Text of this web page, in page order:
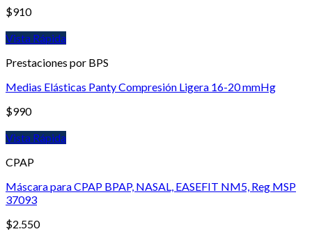
$910
Vista Rápida
Prestaciones por BPS
Medias Elásticas Panty Compresión Ligera 16-20 mmHg
$990
Vista Rápida
CPAP
Máscara para CPAP BPAP, NASAL, EASEFIT NM5, Reg MSP
37093
$2.550